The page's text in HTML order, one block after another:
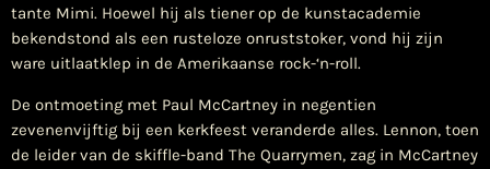
tante Mimi. Hoewel hij als tiener op de kunstacademie
bekendstond als een rusteloze onruststoker, vond hij zijn
ware uitlaatklep in de Amerikaanse rock-‘n-roll.
De ontmoeting met Paul McCartney in negentien
zevenenvijftig bij een kerkfeest veranderde alles. Lennon, toen
de leider van de skiffle-band The Quarrymen, zag in McCartney